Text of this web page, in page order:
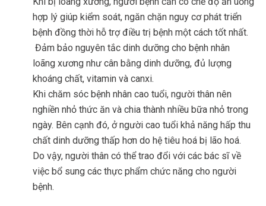
hợp lý giúp kiểm soát, ngăn chặn nguy cơ phát triển
bệnh đồng thời hỗ trợ điều trị bệnh một cách tốt nhất.
Đảm bảo nguyên tắc dinh dưỡng cho bệnh nhân
loãng xương như cân bằng dinh dưỡng, đủ lượng
khoáng chất, vitamin và canxi.
Khi chăm sóc bệnh nhân cao tuổi, người thân nên
nghiền nhỏ thức ăn và chia thành nhiều bữa nhỏ trong
ngày. Bên cạnh đó, ở người cao tuổi khả năng hấp thu
chất dinh dưỡng thấp hơn do hệ tiêu hoá bị lão hoá.
Do vậy, người thân có thể trao đổi với các bác sĩ về
việc bổ sung các thực phẩm chức năng cho người
bệnh.